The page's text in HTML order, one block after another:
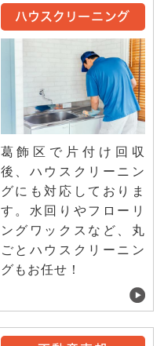
ハウスクリーニング
葛飾区で片付け回収
後、ハウスクリーニン
グにも対応しておりま
す。水回りやフローリ
ングワックスなど、丸
ごとハウスクリーニン
グもお任せ！